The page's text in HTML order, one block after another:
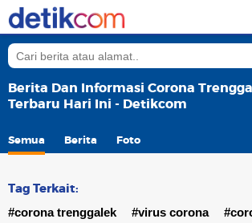
Berita Dan Informasi Corona
Terbaru Hari Ini - Detikcom
Semua Berita Foto
Tag Terkait:
#corona trenggalek #virus corona